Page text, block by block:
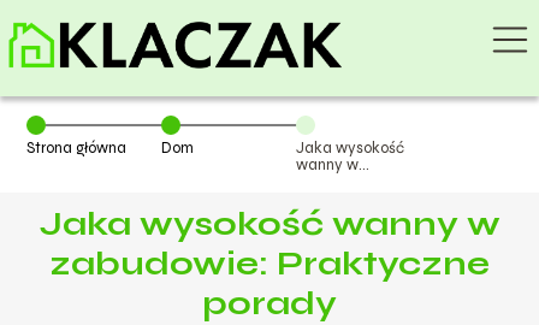
Strona główna Dom
Jaka wysokość
wanny w
porady
Jaka wysokość wanny w
zabudowie: Praktyczne
porady